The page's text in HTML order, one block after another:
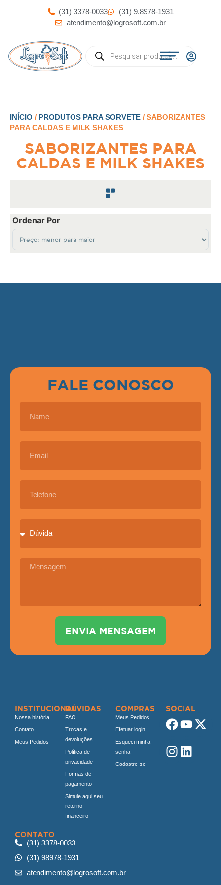
(31) 3378-0033
(31) 9.8978-1931
atendimento@logrosoft.com.br
INÍCIO / PRODUTOS PARA SORVETE / SABORIZANTES
PARA CALDAS E MILK SHAKES
SABORIZANTES PARA
CALDAS E MILK SHAKES
Ordenar Por
FALE CONOSCO
ENVIA MENSAGEM
INSTITUCIONAL
Nossa história
Contato
Meus Pedidos
DÚVIDAS
FAQ
Trocas e
devoluções
Política de
privacidade
Formas de
pagamento
Simule aqui seu
retorno
financeiro
COMPRAS
Meus Pedidos
Efetuar login
Esqueci minha
senha
Cadastre-se
SOCIAL
CONTATO
(31) 3378-0033
(31) 98978-1931
atendimento@logrosoft.com.br